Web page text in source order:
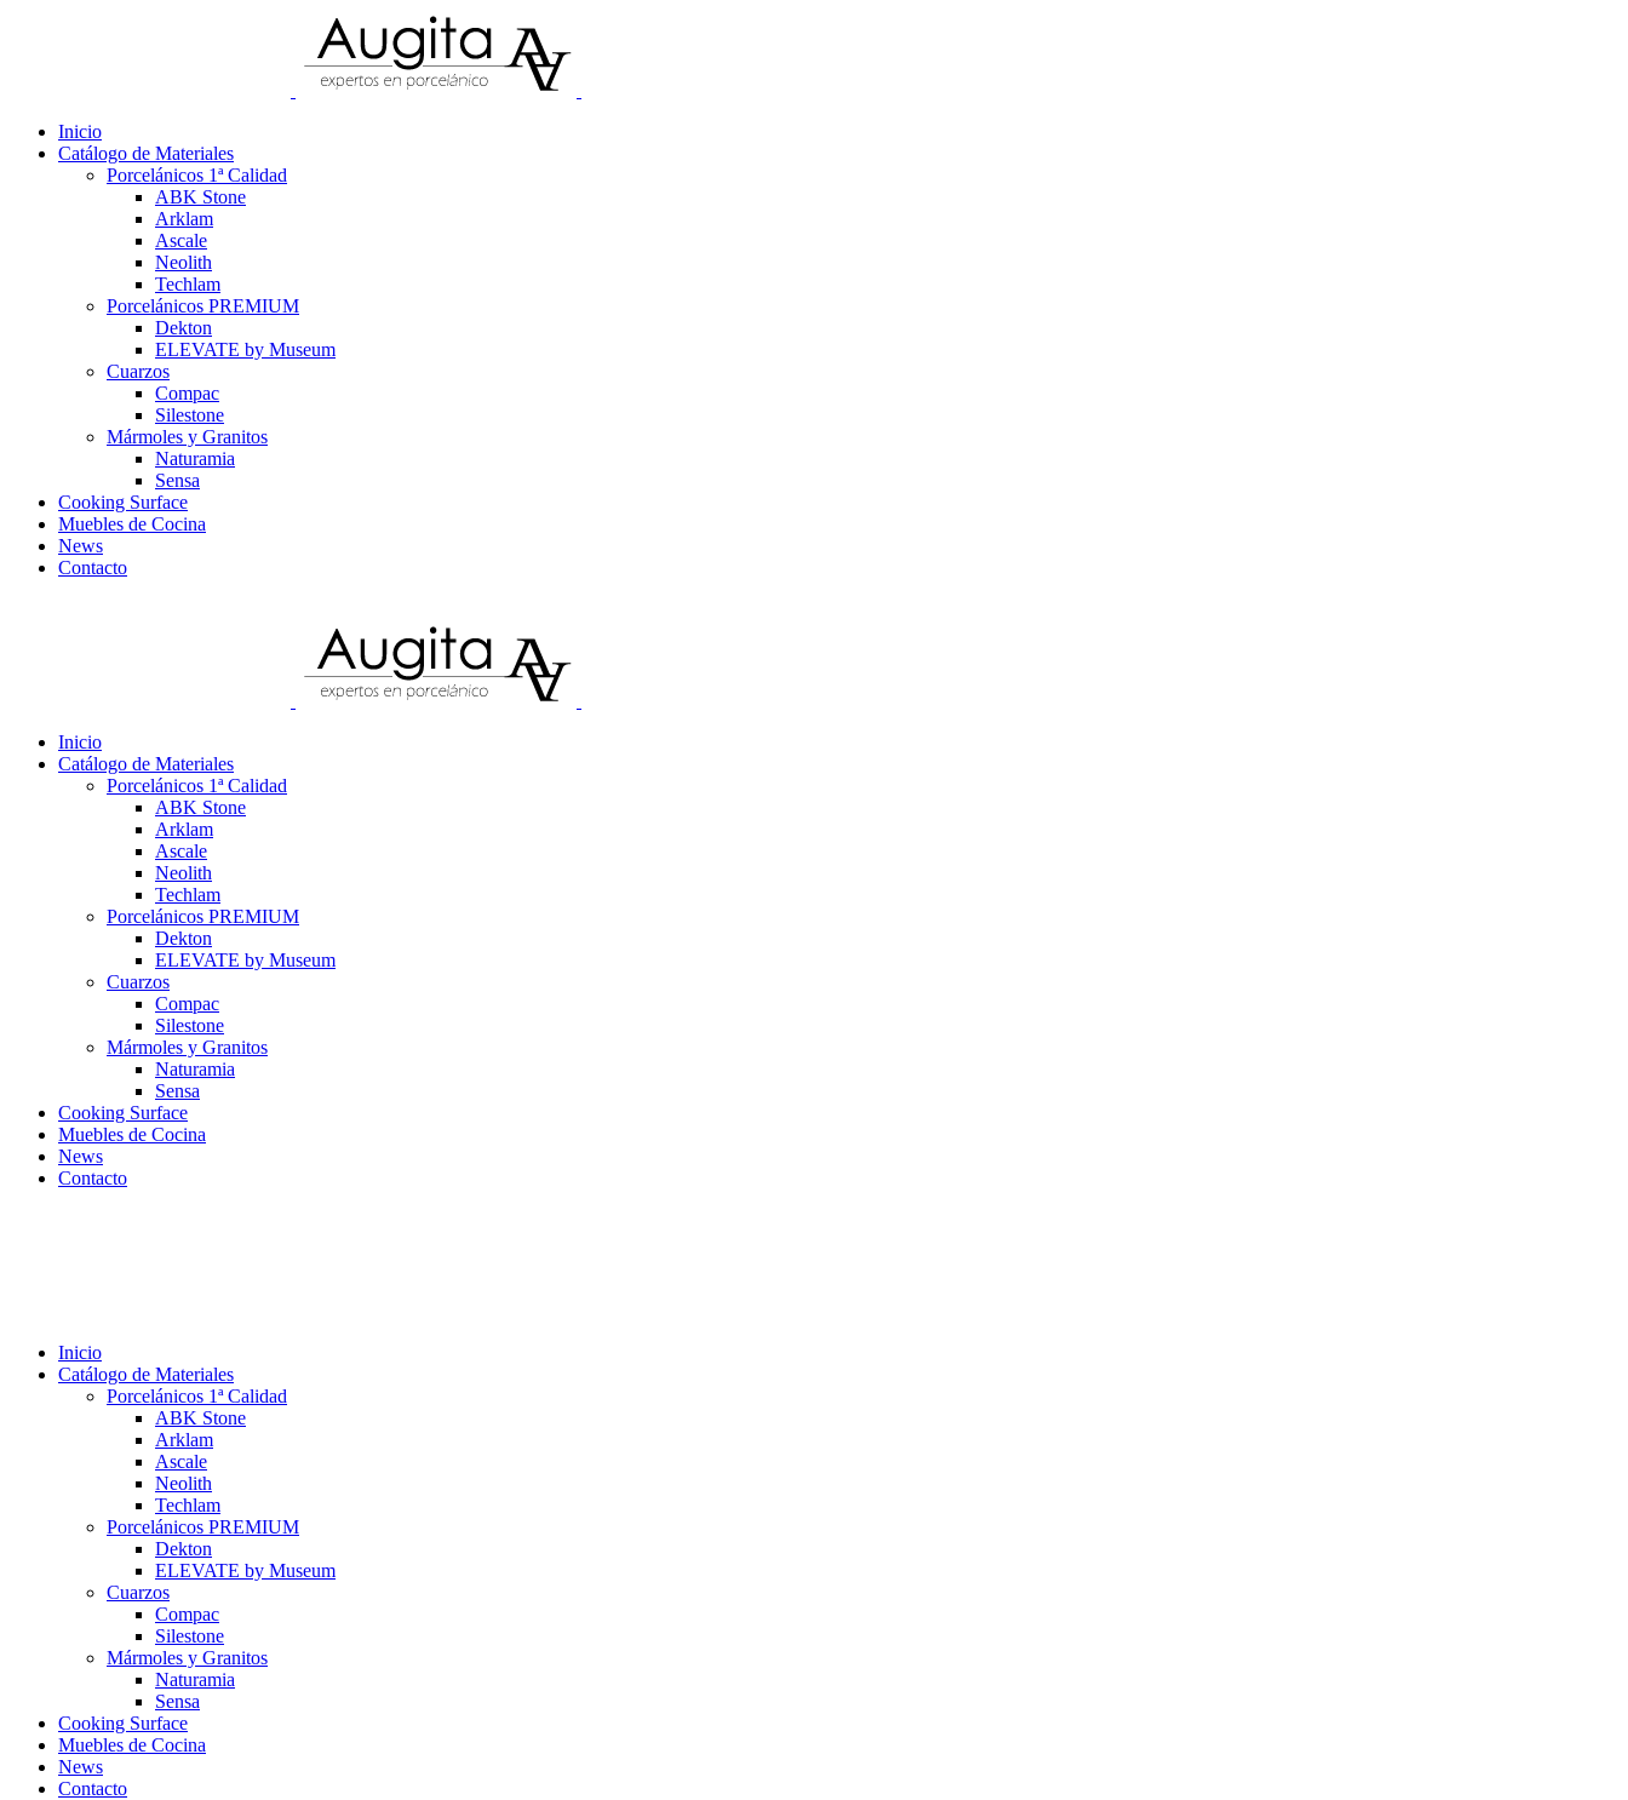
Inicio
Catálogo de Materiales
Porcelánicos 1ª Calidad
ABK Stone
Arklam
Ascale
Neolith
Techlam
Porcelánicos PREMIUM
Dekton
ELEVATE by Museum
Cuarzos
Compac
Silestone
Mármoles y Granitos
Naturamia
Sensa
Cooking Surface
Muebles de Cocina
News
Contacto
Inicio
Catálogo de Materiales
Porcelánicos 1ª Calidad
ABK Stone
Arklam
Ascale
Neolith
Techlam
Porcelánicos PREMIUM
Dekton
ELEVATE by Museum
Cuarzos
Compac
Silestone
Mármoles y Granitos
Naturamia
Sensa
Cooking Surface
Muebles de Cocina
News
Contacto
Inicio
Catálogo de Materiales
Porcelánicos 1ª Calidad
ABK Stone
Arklam
Ascale
Neolith
Techlam
Porcelánicos PREMIUM
Dekton
ELEVATE by Museum
Cuarzos
Compac
Silestone
Mármoles y Granitos
Naturamia
Sensa
Cooking Surface
Muebles de Cocina
News
Contacto